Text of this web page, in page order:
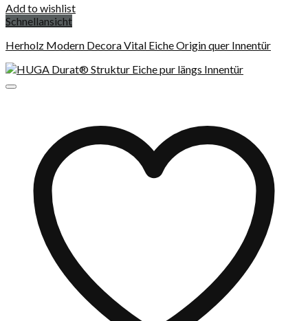
Add to wishlist
Schnellansicht
Herholz Modern Decora Vital Eiche Origin quer Innentür